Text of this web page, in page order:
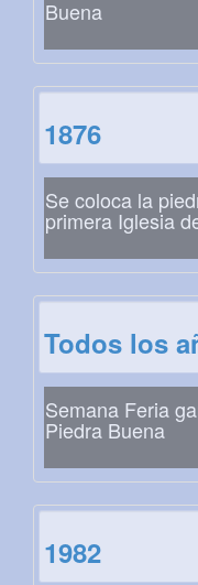
Buena
1876
Se coloca la
primera Iglesia
Todos los
Semana Feria
Piedra Buena
1982